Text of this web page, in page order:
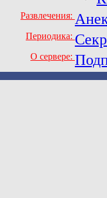
Развлечения:
Периодика:
О сервере: